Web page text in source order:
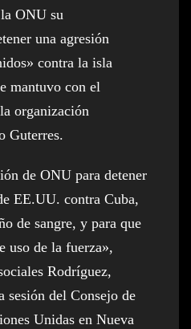
ONU su
una agresión
contra la isla
mantuvo con el
organización
Guterres.
de ONU para detener
EE.UU. contra Cuba,
de sangre, y para que
uso de la fuerza»,
Rodríguez,
sesión del Consejo de
Unidas en Nueva